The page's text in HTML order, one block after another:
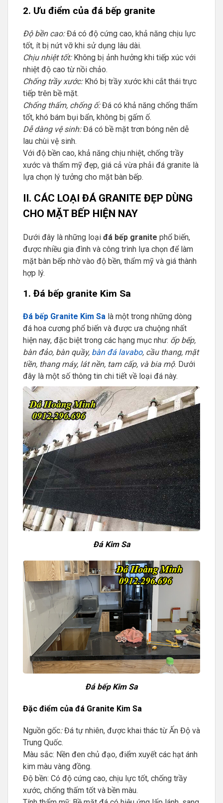
2. Ưu điểm của đá bếp granite
Độ bền cao:Đá có độ cứng cao, khả năng chịu lực
tốt, ít bị nứt vỡ khi sử dụng lâu dài.
Chịu nhiệt tốt:Không bị ảnh hưởng khi tiếp xúc với
nhiệt độ cao từ nồi chảo.
Chống trầy xước: Khó bị trầy xước khi cắt thái trực
tiếp trên bề mặt.
Chống thấm, chống ố:Đá có khả năng chống thấm
tốt, khó bám bụi bẩn, không bị gấm ố.
Dễ dàng vệ sinh:Đá có bề mặt trơn bóng nên dễ
lau chùi vệ sinh.
Với độ bền cao, khả năng chịu nhiệt, chống trầy
xước và thẩm mỹ đẹp, giá cả vừa phải đá granite là
lựa chọn lý tưởng cho mặt bàn bếp.
II. CÁC LOẠI ĐÁ GRANITE ĐẸP DÙNG
CHO MẶT BẾP HIỆN NAY
Dưới đây là những loại đá bếp granite phổ biến,
được nhiều gia đình và công trình lựa chọn để làm
mặt bàn bếp nhờ vào độ bền, thẩm mỹ và giá thành
hợp lý.
1. Đá bếp granite Kim Sa
Đá bếp Granite Kim Sa là một trong những dòng
đá hoa cương phổ biến và được ưa chuộng nhất
hiện nay, đặc biệt trong các hạng mục như: ốp bếp,
bàn đảo, bàn quầy, bàn đá lavabo, cầu thang, mặt
tiền, thang máy, lát nền, tam cấp, và bia mộ. Dưới
đây là một số thông tin chi tiết về loại đá này.
Đá Kim Sa
Đá bếp Kim Sa
Đặc điểm của đá Granite Kim Sa
Nguồn gốc:Đá tự nhiên, được khai thác từ Ấn Độ và
Trung Quốc.
Màu sắc: Nền đen chủ đạo, điểm xuyết các hạt ánh
kim màu vàng đồng.
Độ bền: Có độ cứng cao, chịu lực tốt, chống trầy
xước, chống thấm tốt và bền màu.